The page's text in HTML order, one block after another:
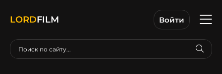
LORDFILM Войти